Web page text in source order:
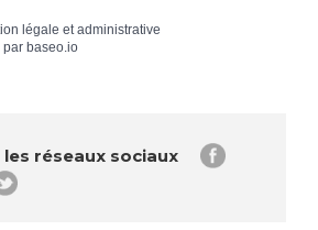
légale et administrative
par baseo.io
réseaux sociaux